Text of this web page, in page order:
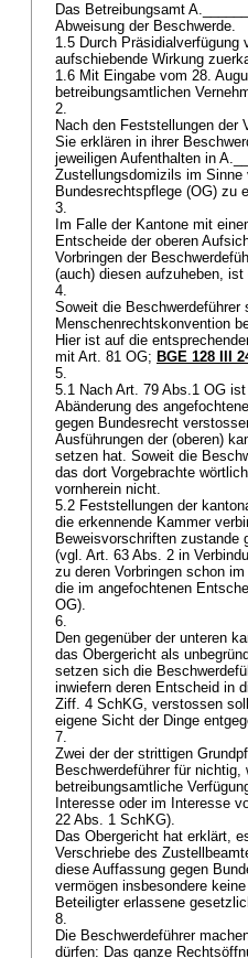
Das Betreibungsamt
Abweisung der Beschwerde.
1.5 Durch Präsidialverfügung
aufschiebende Wirkung
1.6 Mit Eingabe vom 28.
betreibungsamtlichen
2.
Nach den Feststellungen der
Sie erklären in ihrer
jeweiligen Aufenthalten in
Zustellungsdomizils im Sinne
Bundesrechtspflege (OG) zu
3.
Im Falle der Kantone mit
Entscheide der oberen
Vorbringen der
(auch) diesen aufzuheben,
4.
Soweit die
Menschenrechtskonvention
Hier ist auf die
mit Art. 81 OG; BGE 128 III
5.
5.1 Nach Art. 79 Abs.1 OG ist
Abänderung des
gegen Bundesrecht
Ausführungen der (oberen)
setzen hat. Soweit die
das dort Vorgebrachte
vornherein nicht.
5.2 Feststellungen der
die erkennende Kammer
Beweisvorschriften zustande
(vgl. Art. 63 Abs. 2 in
zu deren Vorbringen schon
die im angefochtenen
OG).
6.
Den gegenüber der unteren
das Obergericht als
setzen sich die
inwiefern deren Entscheid in
Ziff. 4 SchKG, verstossen
eigene Sicht der Dinge
7.
Zwei der der strittigen
Beschwerdeführer für
betreibungsamtliche
Interesse oder im Interesse
22 Abs. 1 SchKG).
Das Obergericht hat erklärt,
Verschriebe des
diese Auffassung gegen
vermögen insbesondere
Beteiligter erlassene
8.
Die Beschwerdeführer
dürfen: Das ganze